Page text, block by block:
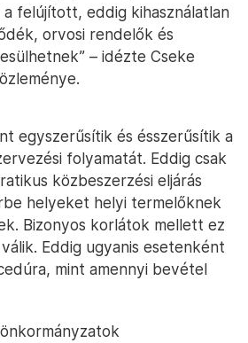
felújított, eddig kihasználatlan
orvosi rendelők és
– idézte Cseke
egyszerűsítik és ésszerűsítik a
folyamatát. Eddig csak
közbeszerzési eljárás
helyeket helyi termelőknek
Bizonyos korlátok mellett ez
Eddig ugyanis esetenként
mint amennyi bevétel